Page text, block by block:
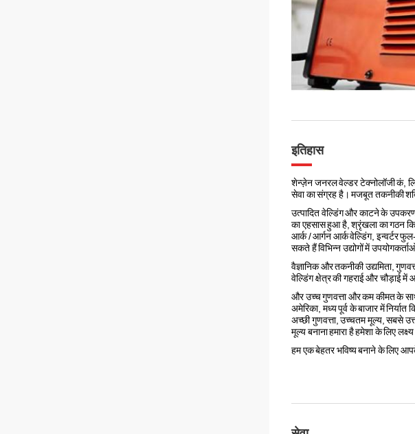
इतिहास
शेन्ज़ेन जनरल वेल्डर टेक्नोलॉजी कं,
सेवा का संग्रह है। मजबूत तकनीकी
उत्पादित वेल्डिंग और काटने के
का एहसास हुआ है, श्रृंखला का गठन
आर्क / आर्गन आर्क वेल्डिंग, इन्वर्टर
सकते हैं विभिन्न उद्योगों में
वैज्ञानिक और तकनीकी उद्यमिता,
वेल्डिंग क्षेत्र की गहराई और चौड़ाई में
और उच्च गुणवत्ता और कम कीमत के
अमेरिका, मध्य पूर्व के बाजार में
अच्छी गुणवत्ता, उच्चतम मूल्य, सबसे
मूल्य बनाना हमारा है हमेशा के लिए
हम एक बेहतर भविष्य बनाने के लिए